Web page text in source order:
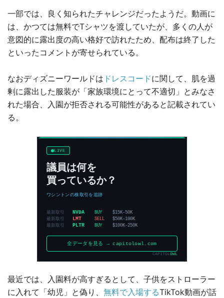
一部では、良く知られたチャレンジだったようだ。動画に
は、かつては無料でTシャツを渡していたが、多くの人が
意図的に露出度の高い格好で訪れたため、配布は終了した
といったコメントが寄せられている。
なおディズニーワールドは ドレスコードに関して、肌を過
剰に露出した服装が「家族環境にとって不適切」とみなさ
れた場合、入園が拒否される可能性があると記載されてい
る。
最近では、入園料が高すぎるとして、子供をストローラー
に入れて「幼児」と偽り、 無料で入場するTikTok動画が話